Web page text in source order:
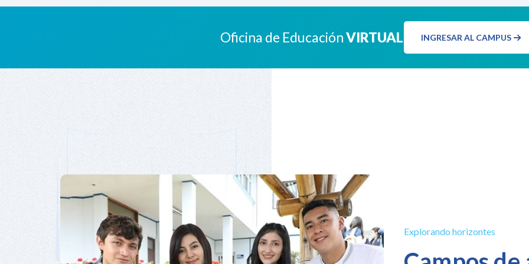
Oficina de EducaciónVIRTUAL INGRESAR AL CAMPUS
Explorando horizontes